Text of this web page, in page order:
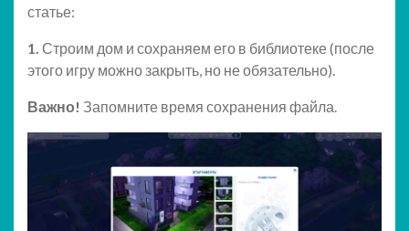
статье:
1. Строим дом и сохраняем его в библиотеке (после
этого игру можно закрыть, но не обязательно).
Важно! Запомните время сохранения файла.